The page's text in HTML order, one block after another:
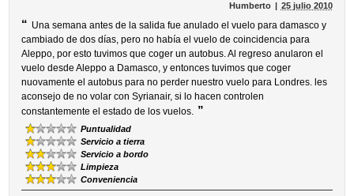
Humberto 25 julio 2010
“ Una semana antes de la salida fue anulado el vuelo para damasco y
cambiado de dos días, pero no había el vuelo de coincidencia para
Aleppo, por esto tuvimos que coger un autobus. Al regreso anularon el
vuelo desde Aleppo a Damasco, y entonces tuvimos que coger
nuovamente el autobus para no perder nuestro vuelo para Londres. les
aconsejo de no volar con Syrianair, si lo hacen controlen
constantemente el estado de los vuelos. ”
Puntualidad
Servicio a tierra
Servicio a bordo
Limpieza
Conveniencia